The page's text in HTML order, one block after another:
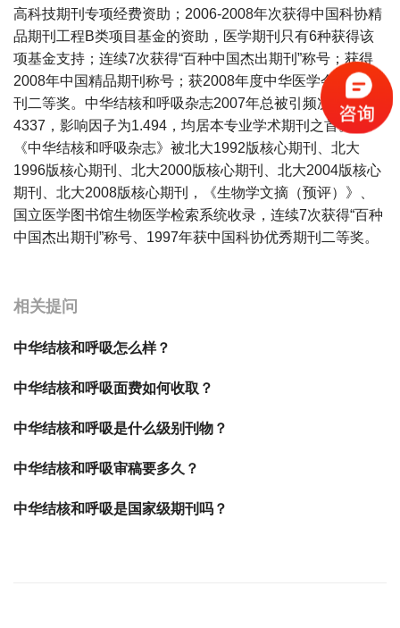
高科技期刊专项经费资助；2006-2008年次获得中国科协精
品期刊工程B类项目基金的资助，医学期刊只有6种获得该
项基金支持；连续7次获得“百种中国杰出期刊”称号；获得
2008年中国精品期刊称号；获2008年度中华医学会优秀期
刊二等奖。中华结核和呼吸杂志2007年总被引频次为
4337，影响因子为1.494，均居本专业学术期刊之首。
《中华结核和呼吸杂志》被北大1992版核心期刊、北大
1996版核心期刊、北大2000版核心期刊、北大2004版核心
期刊、北大2008版核心期刊，《生物学文摘（预评）》、
国立医学图书馆生物医学检索系统收录，连续7次获得“百种
中国杰出期刊”称号、1997年获中国科协优秀期刊二等奖。
相关提问
中华结核和呼吸怎么样？
中华结核和呼吸面费如何收取？
中华结核和呼吸是什么级别刊物？
中华结核和呼吸审稿要多久？
中华结核和呼吸是国家级期刊吗？